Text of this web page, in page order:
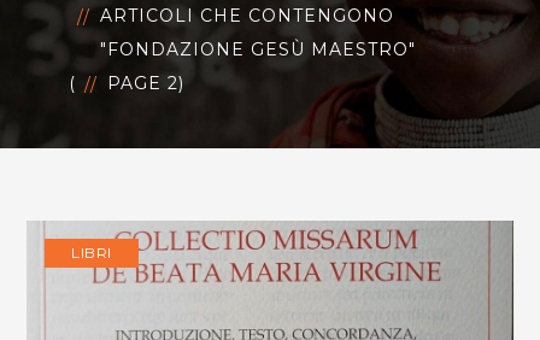
ARTICOLI CHE CONTENGONO
"FONDAZIONE GESÙ MAESTRO"
(
PAGE 2)
LIBRI